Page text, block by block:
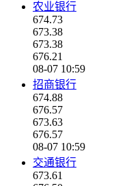
农业银行
674.73
673.38
673.38
676.21
08-07 10:59
招商银行
674.88
676.57
673.63
676.57
08-07 10:59
交通银行
673.61